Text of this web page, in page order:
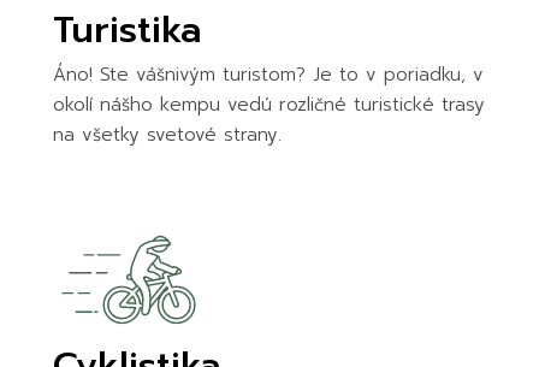
Turistika
Áno! Ste vášnivým turistom? Je to v poriadku, v
okolí nášho kempu vedú rozličné turistické trasy
na všetky svetové strany.